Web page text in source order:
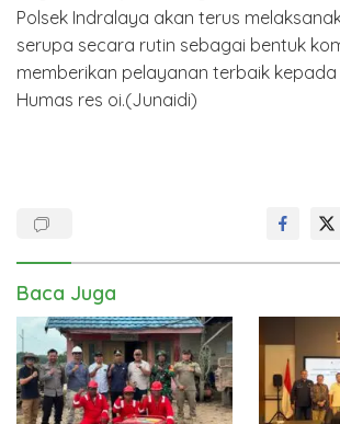
Polsek Indralaya akan terus
serupa secara rutin sebagai bentuk
memberikan pelayanan terbaik
Humas res oi.(Junaidi)
Baca Juga